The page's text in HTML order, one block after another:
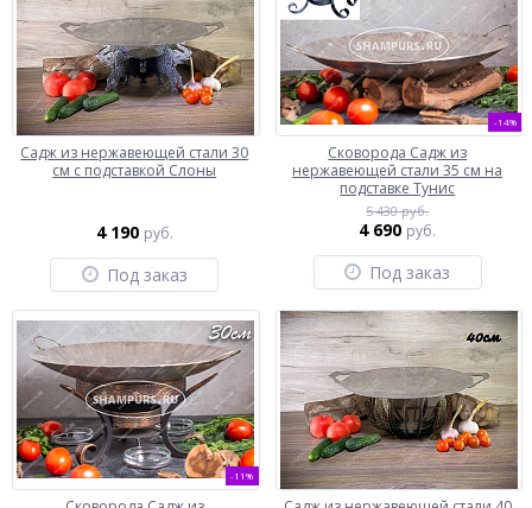
Садж из нержавеющей стали 30
см с подставкой Слоны
4 190 руб.
Под заказ
-14%
Сковорода Садж из
нержавеющей стали 35 см на
подставке Тунис
5 430 руб.
4 690 руб.
Под заказ
-11%